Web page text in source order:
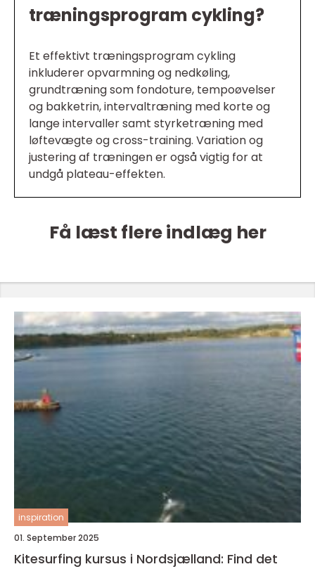
træningsprogram cykling?
Et effektivt træningsprogram cykling
inkluderer opvarmning og nedkøling,
grundtræning som fondoture, tempoøvelser
og bakketrin, intervaltræning med korte og
lange intervaller samt styrketræning med
løftevægte og cross-training. Variation og
justering af træningen er også vigtig for at
undgå plateau-effekten.
Få læst flere indlæg her
inspiration
01. September 2025
Kitesurfing kursus i Nordsjælland: Find det